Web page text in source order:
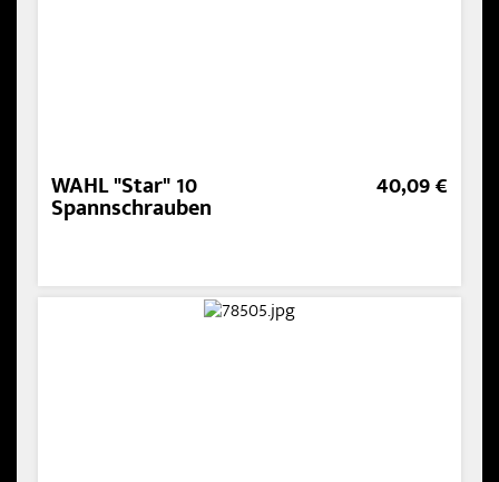
WAHL "Star" 10
Spannschrauben
40,09 €